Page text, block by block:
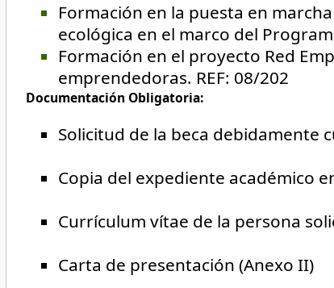
Formación en la puesta en
ecológica en el marco del
Formación en el proyecto Red
emprendedoras. REF: 08/202
Documentación Obligatoria:
Solicitud de la beca debidamente
Copia del expediente académico
Currículum vítae de la persona
Carta de presentación (Anexo II)